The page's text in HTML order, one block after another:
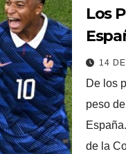
Los
14
De los
peso
de la